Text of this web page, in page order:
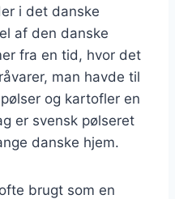
i det danske
af den danske
fra en tid, hvor det
man havde til
og kartofler en
er svensk pølseret
danske hjem.
brugt som en